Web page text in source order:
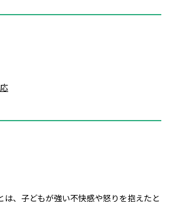
は、子どもが強い不快感や怒りを抱えたと